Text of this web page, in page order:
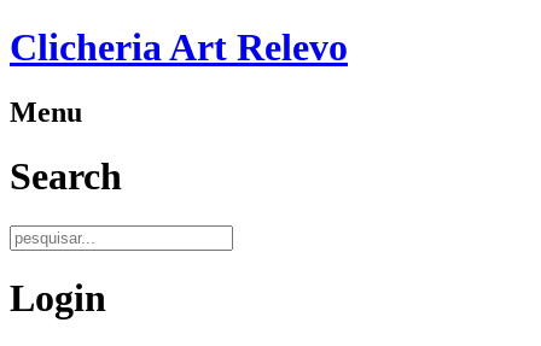
Clicheria Art Relevo
Menu
Search
Login